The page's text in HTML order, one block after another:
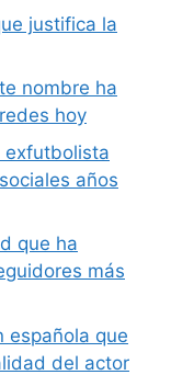
justifica la
nombre ha
hoy
exfutbolista
años
que ha
más
española que
del actor